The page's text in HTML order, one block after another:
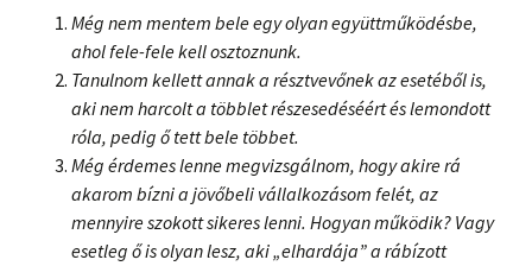
Még nem mentem bele egy olyan együttműködésbe,
ahol fele-fele kell osztoznunk.
Tanulnom kellett annak a résztvevőnek az esetéből is,
aki nem harcolt a többlet részesedéséért és lemondott
róla, pedig ő tett bele többet.
Még érdemes lenne megvizsgálnom, hogy akire rá
akarom bízni a jövőbeli vállalkozásom felét, az
mennyire szokott sikeres lenni. Hogyan működik? Vagy
esetleg ő is olyan lesz, aki „elhardája” a rábízott